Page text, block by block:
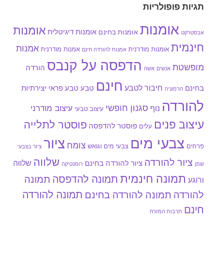
תגיות פופולריות
אבסטרקט אומנות אומנות בחינם אומנות דיגיטלית אומנות
חינמית אומנות מודרנית אמנות להורדה חינם אמנות מודרנית אמנות
מופשטת אנשים אשה הדפסה על קנבס הורדה
בחינם הרמוניה חיבור לטבע חינם טבע טבע פראי יצירתיות
להורדה נוף סגנון חופשי עיצוב טבעי עיצוב מודרני
עיצוב פנים עלים פוסטר להדפסה פוסטר לתלייה
פרחים צבעי מים צבעי מים וגואש צומח ציור ציור בצבעי
שמן ציור להורדה ציור להורדה בחינם רומנטיקה שלווה שלווה
ורוגע תמונה חינמית תמונה להדפסה תמונה
להורדה תמונה להורדה בחינם תמונה להורדה
חינם תרבות המזרח